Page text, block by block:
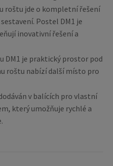
roštu jde o kompletní řešení
Postel DM1 je
inovativní řešení a
DM1 je praktický prostor pod
roštu nabízí další místo pro
v balících pro vlastní
který umožňuje rychlé a